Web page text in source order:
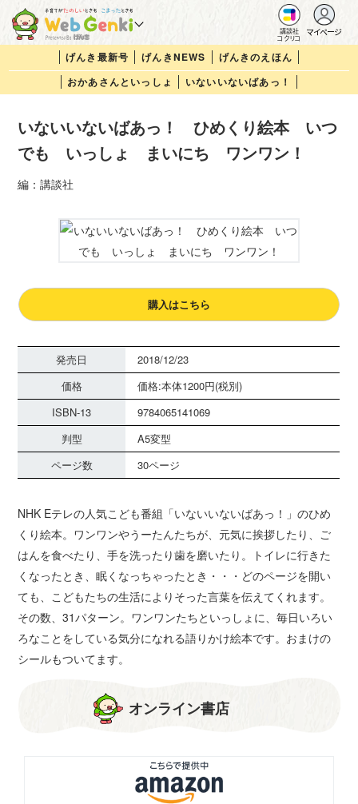
講談社
コクリコ
マイページ
げんき最新号 げんきNEWS
げんきのえほん
おかあさんといっしょ
いないいないばあっ！
いないいないばあっ！ ひめくり絵本 いつ
でも いっしょ まいにち ワンワン！
編：講談社
購入はこちら
発売日
2018/12/23
価格
価格:本体1200円(税別)
ISBN-13
9784065141069
判型
A5変型
ページ数
30ページ
NHK Eテレの人気こども番組「いないいないばあっ！」のひめ
くり絵本。ワンワンやうーたんたちが、元気に挨拶したり、ご
はんを食べたり、手を洗ったり歯を磨いたり。トイレに行きた
くなったとき、眠くなっちゃったとき・・・どのページを開い
ても、こどもたちの生活によりそった言葉を伝えてくれます。
その数、31パターン。ワンワンたちといっしょに、毎日いろい
ろなことをしている気分になれる語りかけ絵本です。おまけの
シールもついてます。
オンライン書店